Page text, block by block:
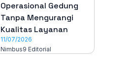
Operasional Gedung
Tanpa Mengurangi
Kualitas Layanan
11/07/2026
Nimbus9 Editorial